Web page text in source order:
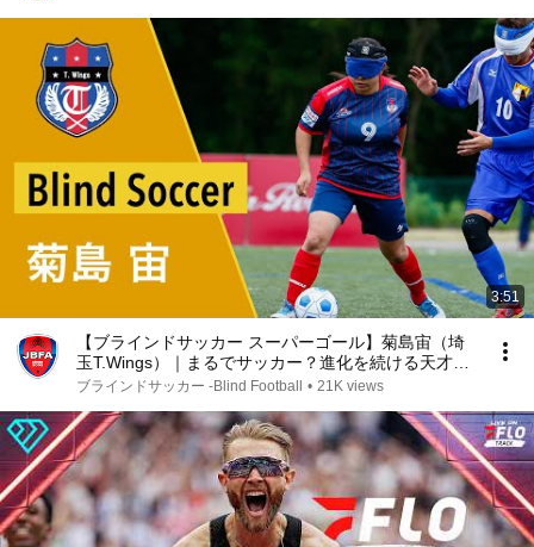
3:51
【ブラインドサッカー スーパーゴール】菊島宙（埼
玉T.Wings）｜まるでサッカー？進化を続ける天才ス
トライカー
ブラインドサッカー -Blind Football • 21K views